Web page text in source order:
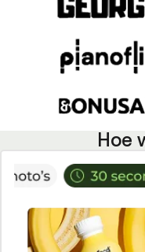
Hoe